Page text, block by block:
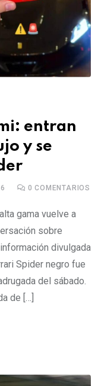
entran
y se
0 COMENTARIOS
gama vuelve a
sobre
divulgada
Spider negro fue
del sábado.
de […]